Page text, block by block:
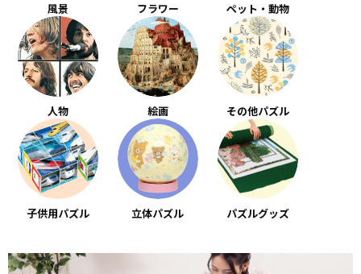
風景 フラワー ペット・動物
人物 絵画 その他パズル
子供用パズル 立体パズル パズルグッズ